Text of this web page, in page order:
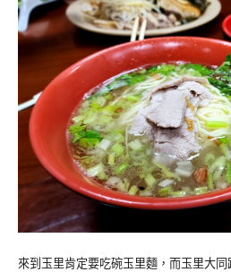
來到玉里肯定要吃碗玉里麵，而玉里大